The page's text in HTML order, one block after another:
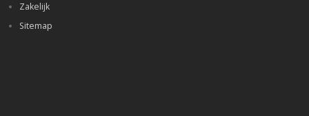
Zakelijk
Sitemap